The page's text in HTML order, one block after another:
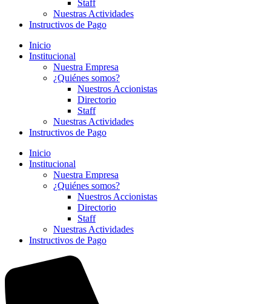
Staff
Nuestras Actividades
Instructivos de Pago
Inicio
Institucional
Nuestra Empresa
¿Quiénes somos?
Nuestros Accionistas
Directorio
Staff
Nuestras Actividades
Instructivos de Pago
Inicio
Institucional
Nuestra Empresa
¿Quiénes somos?
Nuestros Accionistas
Directorio
Staff
Nuestras Actividades
Instructivos de Pago